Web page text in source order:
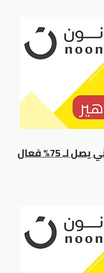
كود خصم نون سارة الودعاني يصل لـ 75% فعال